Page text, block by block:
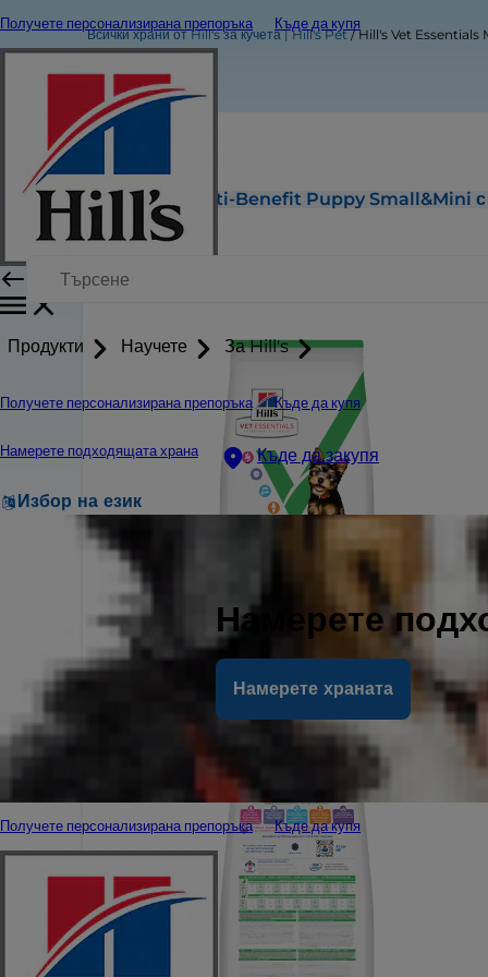
Получете персонализирана препоръка Къде да купя
Продукти Научете За Hill's
Получете персонализирана препоръка Къде да купя
Намерете подходящата храна Къде да закупя
Избор на език
Намерете
Намерете храната
Получете персонализирана препоръка Къде да купя
Всички храни от Hill's за кучета | Hill's Pet Hill's Vet Essentials
Hill's Vet Essentials Multi-Benefit Puppy Small&Mini